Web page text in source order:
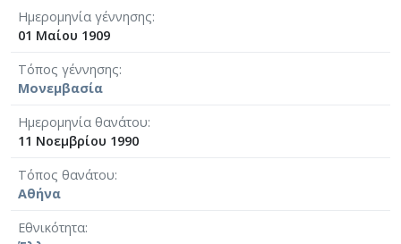
Ημερομηνία γέννησης
01 Μαίου 1909
Τόπος γέννησης
Μονεμβασία
Ημερομηνία θανάτου
11 Νοεμβρίου 1990
Τόπος θανάτου
Αθήνα
Εθνικότητα